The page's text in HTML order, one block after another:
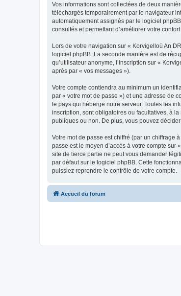
Vos informations sont collectées de deux
téléchargés temporairement par le navigateur
automatiquement assignés par le logiciel
consultés et permettant d’améliorer votre
Lors de votre navigation sur « Korvigelloù An
logiciel phpBB. La seconde manière est de
qu’utilisateur anonyme, l’inscription sur «
après par « vos messages »).
Votre compte contiendra au minimum un
par « votre mot de passe ») et une adresse de
le pays qui héberge notre serveur. Toutes les
inscription, sont obligatoires ou facultatives, à
publiques ou non. De plus, vous pouvez
Votre mot de passe est chiffré (par un chiffrage
passe est le moyen d’accès à votre compte
site de tierce partie ne peut vous demander
par défaut sur le logiciel phpBB. Cette
puissiez reprendre le contrôle de votre compte.
Accueil du forum